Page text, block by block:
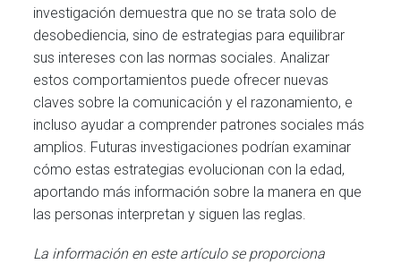
investigación demuestra que no se trata solo de
desobediencia, sino de estrategias para equilibrar
sus intereses con las normas sociales. Analizar
estos comportamientos puede ofrecer nuevas
claves sobre la comunicación y el razonamiento, e
incluso ayudar a comprender patrones sociales más
amplios. Futuras investigaciones podrían examinar
cómo estas estrategias evolucionan con la edad,
aportando más información sobre la manera en que
las personas interpretan y siguen las reglas.
La información en este artículo se proporciona